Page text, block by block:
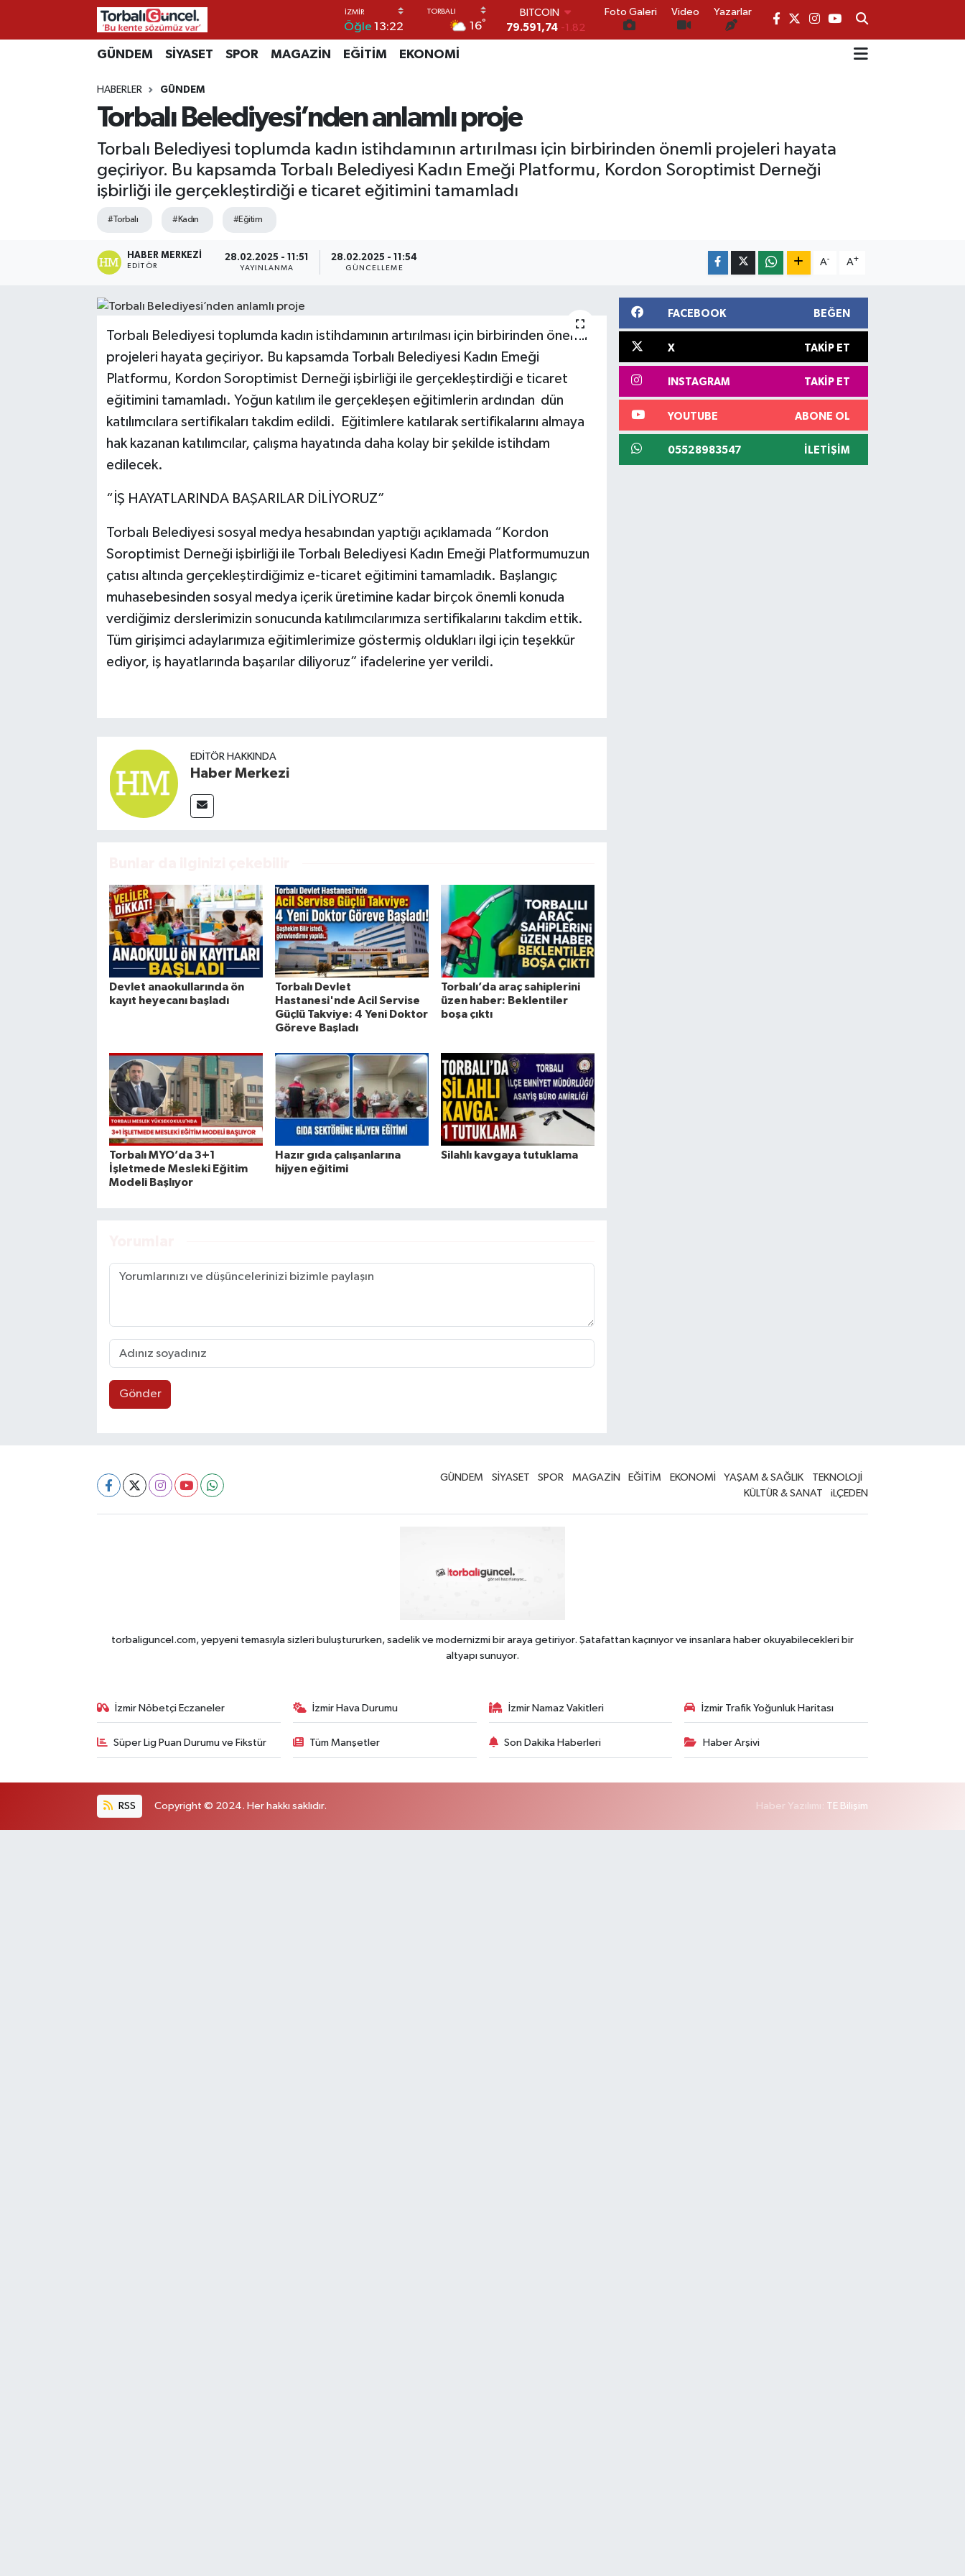
Öğle 13:22 16°
BITCOIN
79.591,74
-1.82
DOLAR
61,60380
6862,09000 0.19
14.598,00 0
Foto Galeri Video Yazarlar
GÜNDEM SİYASET SPOR MAGAZİN EĞİTİM EKONOMİ
HABERLER GÜNDEM
Torbalı Belediyesi’nden anlamlı proje
Torbalı Belediyesi toplumda kadın istihdamının artırılması için birbirinden önemli projeleri hayata
geçiriyor. Bu kapsamda Torbalı Belediyesi Kadın Emeği Platformu, Kordon Soroptimist Derneği
işbirliği ile gerçekleştirdiği e ticaret eğitimini tamamladı
#Torbalı #Kadın #Eğitim
HABER MERKEZI
EDITÖR
28.02.2025 - 11:51
YAYINLANMA
28.02.2025 - 11:54
GÜNCELLEME
A- A+
Torbalı Belediyesi toplumda kadın istihdamının artırılması için birbirinden önemli
projeleri hayata geçiriyor. Bu kapsamda Torbalı Belediyesi Kadın Emeği
Platformu, Kordon Soroptimist Derneği işbirliği ile gerçekleştirdiği e ticaret
eğitimini tamamladı. Yoğun katılım ile gerçekleşen eğitimlerin ardından dün
katılımcılara sertifikaları takdim edildi. Eğitimlere katılarak sertifikalarını almaya
hak kazanan katılımcılar, çalışma hayatında daha kolay bir şekilde istihdam
edilecek.
“İŞ HAYATLARINDA BAŞARILAR DİLİYORUZ”
Torbalı Belediyesi sosyal medya hesabından yaptığı açıklamada “Kordon
Soroptimist Derneği işbirliği ile Torbalı Belediyesi Kadın Emeği Platformumuzun
çatısı altında gerçekleştirdiğimiz e-ticaret eğitimini tamamladık. Başlangıç
muhasebesinden sosyal medya içerik üretimine kadar birçok önemli konuda
verdiğimiz derslerimizin sonucunda katılımcılarımıza sertifikalarını takdim ettik.
Tüm girişimci adaylarımıza eğitimlerimize göstermiş oldukları ilgi için teşekkür
ediyor, iş hayatlarında başarılar diliyoruz” ifadelerine yer verildi.
EDITÖR HAKKINDA
Haber Merkezi
Devlet anaokullarında ön
kayıt heyecanı başladı
Torbalı Devlet
Hastanesi'nde Acil Servise
Güçlü Takviye: 4 Yeni Doktor
Göreve Başladı
Torbalı’da araç sahiplerini
üzen haber: Beklentiler
boşa çıktı
Torbalı MYO’da 3+1
İşletmede Mesleki Eğitim
Modeli Başlıyor
Hazır gıda çalışanlarına
hijyen eğitimi
Silahlı kavgaya tutuklama
Gönder
FACEBOOK BEĞEN
X TAKIP ET
INSTAGRAM TAKIP ET
YOUTUBE ABONE OL
05528983547 İLETIŞIM
GÜNDEM SİYASET SPOR MAGAZİN EĞİTİM EKONOMİ YAŞAM & SAĞLIK
TEKNOLOJİ
KÜLTÜR & SANAT
iLÇEDEN
torbaliguncel.com, yepyeni temasıyla sizleri buluştururken, sadelik ve modernizmi bir araya getiriyor. Şatafattan kaçınıyor ve insanlara haber okuyabilecekleri bir
altyapı sunuyor.
İzmir Nöbetçi Eczaneler İzmir Hava Durumu İzmir Namaz Vakitleri İzmir Trafik Yoğunluk Haritası
Süper Lig Puan Durumu ve Fikstür Tüm Manşetler Son Dakika Haberleri Haber Arşivi
RSS Copyright © 2024. Her hakkı saklıdır. Haber Yazılımı: TE Bilişim
İzmir Nöbetçi Eczaneler
İzmir Hava Durumu
İzmir Namaz Vakitleri
İzmir Trafik Yoğunluk Haritası
Süper Lig Puan Durumu ve Fikstür
Son Dakika Haberleri
Haber Arşivi